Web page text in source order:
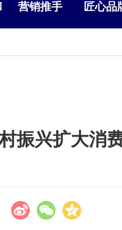
营销推手 匠心品
振兴扩大消